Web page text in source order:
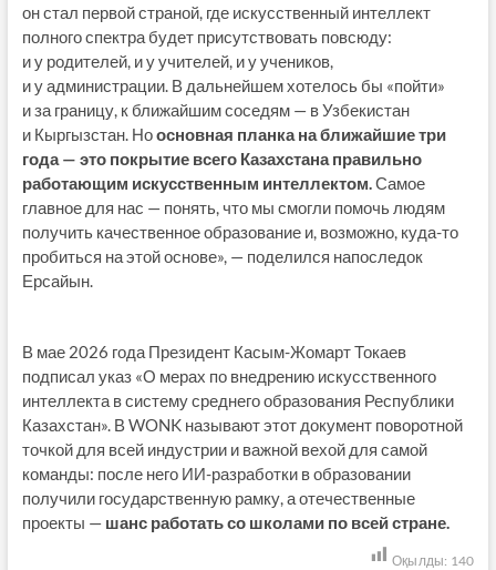
он стал первой страной, где искусственный интеллект
полного спектра будет присутствовать повсюду:
и у родителей, и у учителей, и у учеников,
и у администрации. В дальнейшем хотелось бы «пойти»
и за границу, к ближайшим соседям — в Узбекистан
и Кыргызстан. Ноосновная планка на ближайшие три
года — это покрытие всего Казахстана правильно
работающим искусственным интеллектом.Самое
главное для нас — понять, что мы смогли помочь людям
получить качественное образование и, возможно, куда-то
пробиться на этой основе», — поделился напоследок
Ерсайын.
В мае 2026 года Президент Касым-Жомарт Токаев
подписал указ «О мерах по внедрению искусственного
интеллекта в систему среднего образования Республики
Казахстан». В WONK называют этот документ поворотной
точкой для всей индустрии и важной вехой для самой
команды: после него ИИ-разработки в образовании
получили государственную рамку, а отечественные
проекты — шанс работать со школами по всей стране.
Оқылды: 140